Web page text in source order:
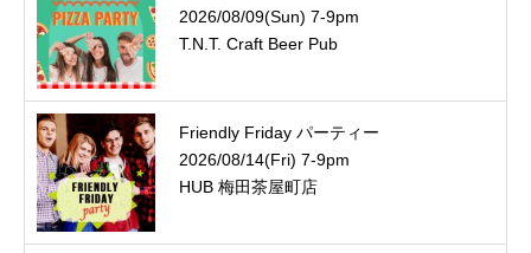
2026/08/09(Sun) 7-9pm
T.N.T. Craft Beer Pub
Friendly Friday パーティー
2026/08/14(Fri) 7-9pm
HUB 梅田茶屋町店